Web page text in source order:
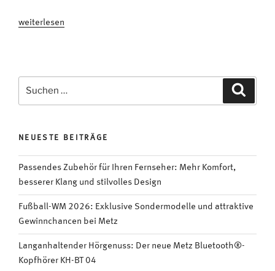
„FunFact:
„You
are
Matthias
Schweighöfer
#VIDEO“
weiterlesen
nach:
NEUESTE BEITRÄGE
Passendes Zubehör für Ihren Fernseher: Mehr Komfort,
besserer Klang und stilvolles Design
Fußball-WM 2026: Exklusive Sondermodelle und attraktive
Gewinnchancen bei Metz
Langanhaltender Hörgenuss: Der neue Metz Bluetooth®-
Kopfhörer KH-BT 04